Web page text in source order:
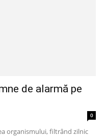
de alarmă pe
0
organismului, filtrând zilnic